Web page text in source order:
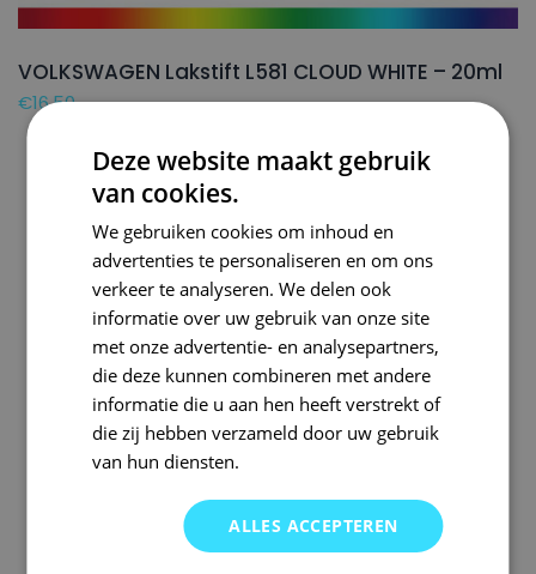
VOLKSWAGEN Lakstift L581 CLOUD WHITE – 20ml
€16,50
Deze website maakt gebruik
van cookies.
We gebruiken cookies om inhoud en
advertenties te personaliseren en om ons
verkeer te analyseren. We delen ook
informatie over uw gebruik van onze site
met onze advertentie- en analysepartners,
die deze kunnen combineren met andere
informatie die u aan hen heeft verstrekt of
die zij hebben verzameld door uw gebruik
van hun diensten.
ALLES ACCEPTEREN